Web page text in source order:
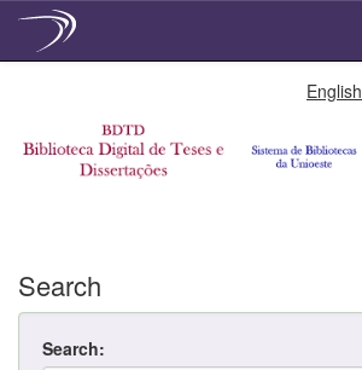
English
Search
Search: